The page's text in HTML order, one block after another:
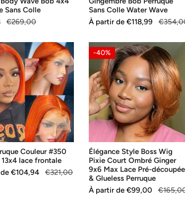
Sans Colle
€269,00
Colle
Water
Sans Colle Water Wave
Prix
vente
À partir de €118,99
Prix
Couleur #350
lace frontale
€104,94 €321,00
Élégance
Style
Boss
Wig
Pixie
Court
Ombré
Ginger
9x6
Max
Lace
Pré-
découpée
-40%
Élégance Style Boss Wig
Pixie Court Ombré Ginger
9x6 Max Lace Pré-découpée
& Glueless Perruque
Prix
À partir de €99,00
Prix